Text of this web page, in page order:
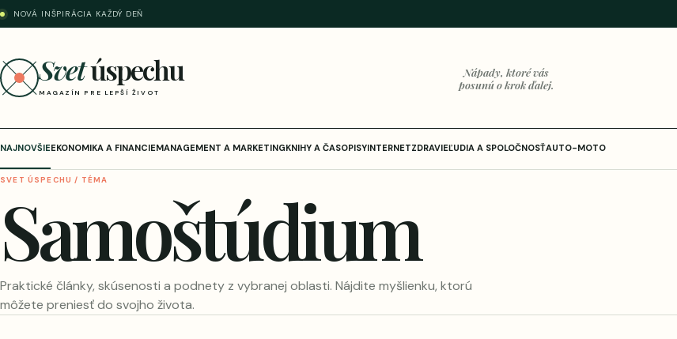
NOVÁ INŠPIRÁCIA KAŽDÝ DEŇ
Svetúspechu
MAGAZÍN PRE LEPŠÍ ŽIVOT
Nápady, ktoré vás
posunú o krok ďalej.
NAJNOVŠIEEKONOMIKA A FINANCIEMANAGEMENT A MARKETINGKNIHY A ČASOPISYINTERNETZDRAVIEĽUDIA A SPOLOČNOSŤAUTO-MOTO
SVET ÚSPECHU / TÉMA
Samoštúdium
Praktické články, skúsenosti a podnety z vybranej oblasti. Nájdite myšlienku, ktorú
môžete preniesť do svojho života.